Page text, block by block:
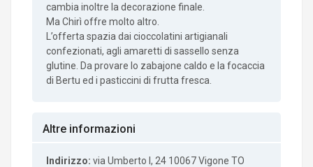
cambia inoltre la decorazione finale.
Ma Chirì offre molto altro.
L’offerta spazia dai cioccolatini artigianali
confezionati, agli amaretti di sassello senza
glutine. Da provare lo zabajone caldo e la focaccia
di Bertu ed i pasticcini di frutta fresca.
Altre informazioni
Indirizzo: via Umberto I, 24 10067 Vigone TO